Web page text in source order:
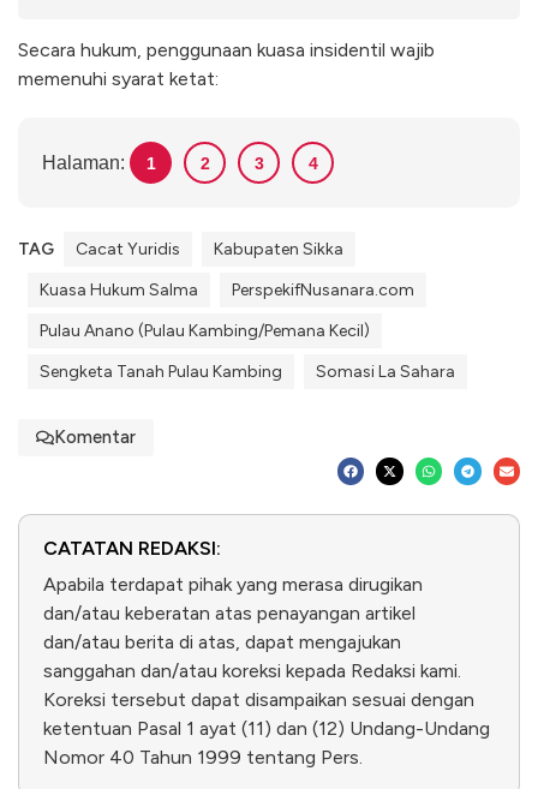
​Secara hukum, penggunaan kuasa insidentil wajib
memenuhi syarat ketat:
Halaman: 1 2 3 4
TAG Cacat Yuridis
Kabupaten Sikka
Kuasa Hukum Salma
PerspekifNusanara.com
Pulau Anano (Pulau Kambing/Pemana Kecil)
Sengketa Tanah Pulau Kambing
Somasi La Sahara
Komentar
CATATAN REDAKSI:
Apabila terdapat pihak yang merasa dirugikan
dan/atau keberatan atas penayangan artikel
dan/atau berita di atas, dapat mengajukan
sanggahan dan/atau koreksi kepada Redaksi kami.
Koreksi tersebut dapat disampaikan sesuai dengan
ketentuan Pasal 1 ayat (11) dan (12) Undang-Undang
Nomor 40 Tahun 1999 tentang Pers.